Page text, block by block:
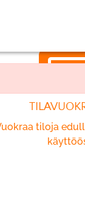
tiloja